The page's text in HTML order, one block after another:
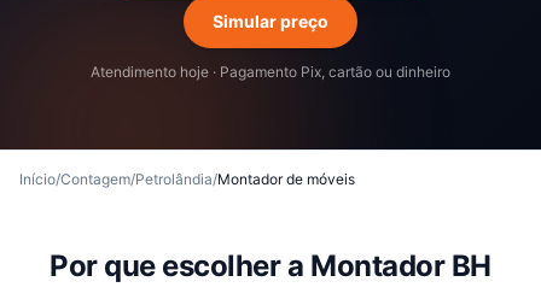
Simular preço
Atendimento hoje · Pagamento Pix, cartão ou dinheiro
Início/Contagem/Petrolândia/Montador de móveis
Por que escolher a Montador BH